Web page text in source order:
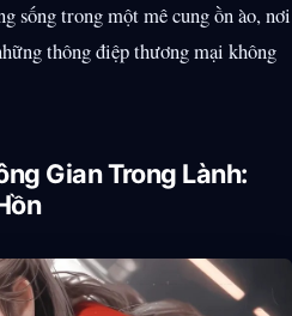
sống trong một mê cung ồn ào, nơi
thông điệp thương mại không
Gian Trong Lành: